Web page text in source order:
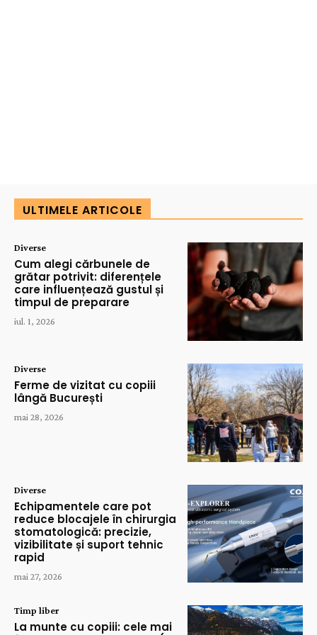
ULTIMELE ARTICOLE
Diverse
Cum alegi cărbunele de
grătar potrivit: diferențele
care influențează gustul și
timpul de preparare
iul. 1, 2026
Diverse
Ferme de vizitat cu copiii
lângă București
mai 28, 2026
Diverse
Echipamentele care pot
reduce blocajele în chirurgia
stomatologică: precizie,
vizibilitate și suport tehnic
rapid
mai 27, 2026
Timp liber
La munte cu copiii: cele mai